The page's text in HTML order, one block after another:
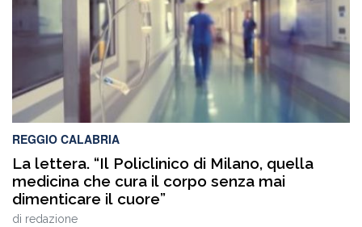
REGGIO CALABRIA
La lettera. “Il Policlinico di Milano, quella
medicina che cura il corpo senza mai
dimenticare il cuore”
di redazione